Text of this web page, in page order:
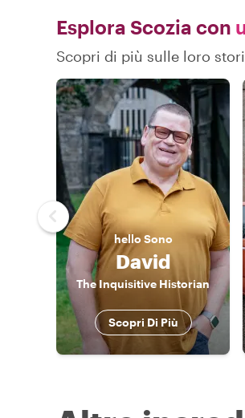
Esplora Scozia con
Scopri di più sulle loro
hello Sono
David
The Inquisitive Historian
Scopri Di Più